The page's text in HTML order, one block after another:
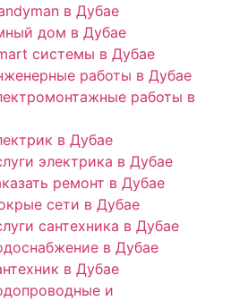
в Дубае
дом в Дубае
системы в Дубае
работы в Дубае
работы в
в Дубае
электрика в Дубае
ремонт в Дубае
сети в Дубае
сантехника в Дубае
в Дубае
в Дубае
и